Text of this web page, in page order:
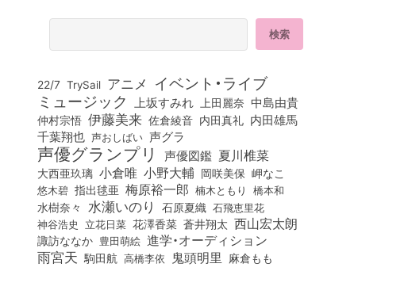
22/7 TrySail アニメ イベント・ライブ
ミュージック 上坂すみれ 上田麗奈 中島由貴
仲村宗悟 伊藤美来 佐倉綾音 内田真礼 内田雄馬
千葉翔也 声おしばい 声グラ
声優グランプリ 声優図鑑 夏川椎菜
大西亜玖璃 小倉唯 小野大輔 岡咲美保 岬なこ
悠木碧 指出毬亜 梅原裕一郎 楠木ともり 橋本和
水樹奈々 水瀬いのり 石原夏織 石飛恵里花
神谷浩史 立花日菜 花澤香菜 蒼井翔太 西山宏太朗
諏訪ななか 豊田萌絵 進学・オーディション
雨宮天 駒田航 高橋李依 鬼頭明里 麻倉もも